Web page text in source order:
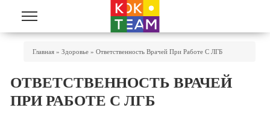
Перейти к основному содержанию
Главная » Здоровье » Ответственность Врачей При Работе С ЛГБ
ОТВЕТСТВЕННОСТЬ ВРАЧЕЙ
ПРИ РАБОТЕ С ЛГБ